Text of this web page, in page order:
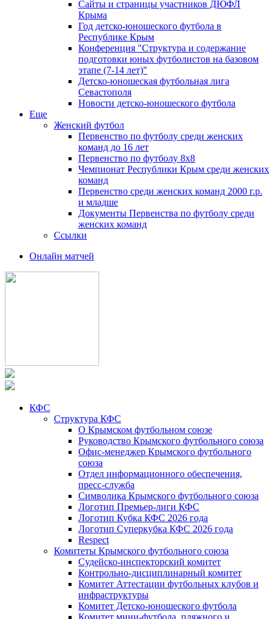
Сайты и страницы участников ДЮФЛ
Крыма
Год детско-юношеского футбола в
Республике Крым
Конференция "Структура и содержание
подготовки юных футболистов на базовом
этапе (7-14 лет)"
Детско-юношеская футбольная лига
Севастополя
Новости детско-юношеского футбола
Еще
Женский футбол
Первенство по футболу среди женских
команд до 16 лет
Первенство по футболу 8х8
Чемпионат Республики Крым среди женских
команд
Первенство среди женских команд 2000 г.р.
и младше
Документы Первенства по футболу среди
женских команд
Ссылки
Онлайн матчей
КФС
Структура КФС
О Крымском футбольном союзе
Руководство Крымского футбольного союза
Офис-менеджер Крымского футбольного
союза
Отдел информационного обеспечения,
пресс-служба
Символика Крымского футбольного союза
Логотип Премьер-лиги КФС
Логотип Кубка КФС 2026 года
Логотип Суперкубка КФС 2026 года
Respect
Комитеты Крымского футбольного союза
Судейско-инспекторский комитет
Контрольно-дисциплинарный комитет
Комитет Аттестации футбольных клубов и
инфраструктуры
Комитет Детско-юношеского футбола
Комитет мини-футбола, пляжного и